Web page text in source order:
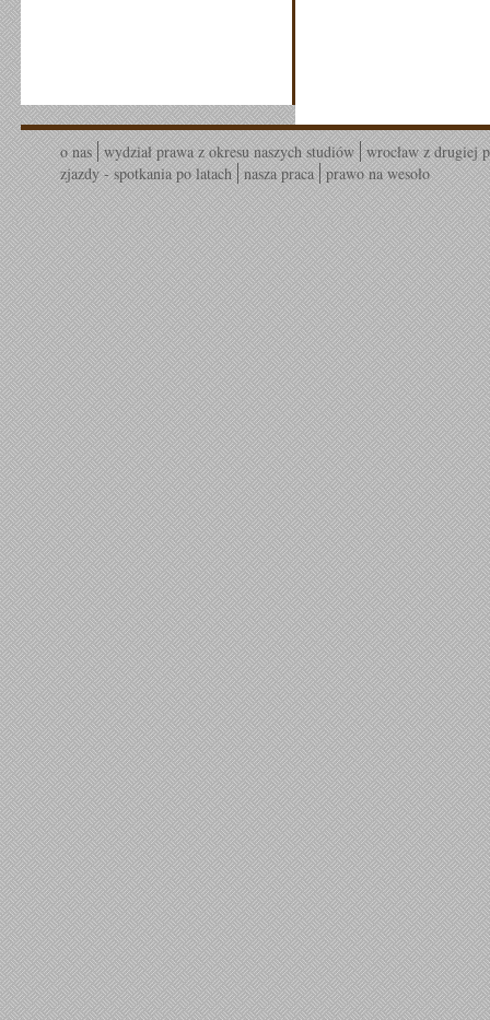
o nas wydział prawa z okresu naszych studiów wrocław z drugiej
zjazdy - spotkania po latach nasza praca prawo na wesoło